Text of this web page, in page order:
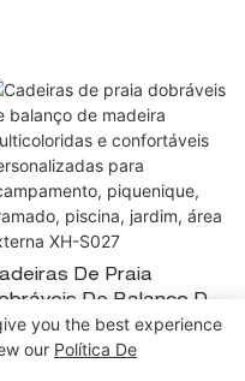
De Praia
​​de Balanço De
Multicoloridas E
you the best experience
our Política De